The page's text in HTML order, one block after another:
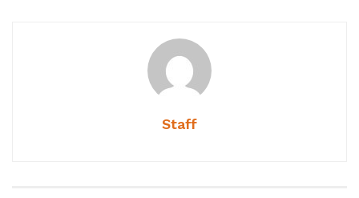
Staff